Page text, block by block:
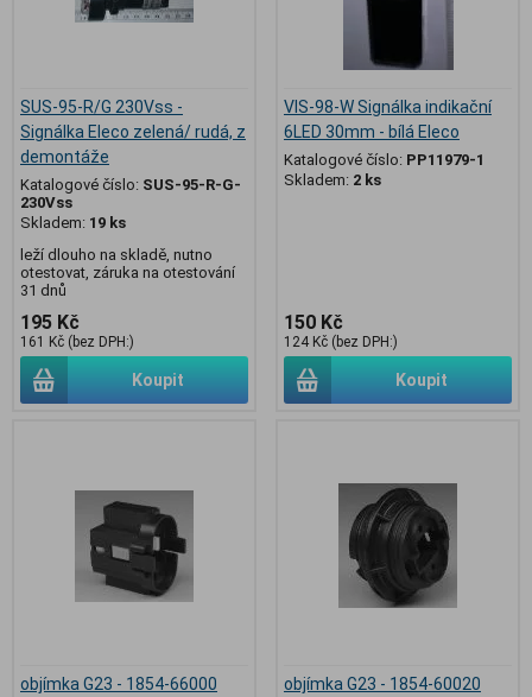
SUS-95-R/G 230Vss -
Signálka Eleco zelená/ rudá, z
demontáže
Katalogové číslo: SUS-95-R-G-
230Vss
Skladem: 19 ks
leží dlouho na skladě, nutno
otestovat, záruka na otestování
31 dnů
195 Kč
161 Kč (bez DPH:)
Koupit
VIS-98-W Signálka indikační
6LED 30mm - bílá Eleco
Katalogové číslo: PP11979-1
Skladem: 2 ks
150 Kč
124 Kč (bez DPH:)
Koupit
objímka G23 - 1854-66000
objímka G23 - 1854-60020